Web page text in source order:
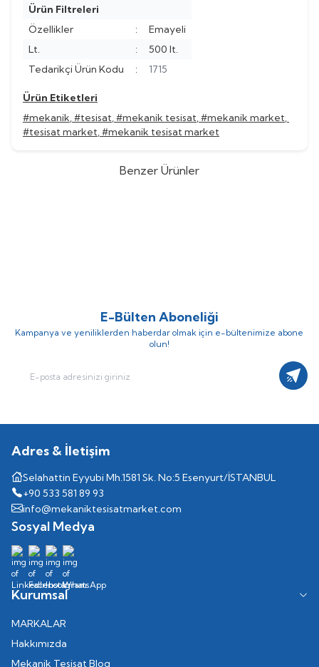
Ürün Filtreleri
Özellikler
:
Emayeli
Lt.
:
500 lt.
Tedarikçi Ürün Kodu
: 1715
Ürün Etiketleri
#mekanik,#tesisat,#mekanik tesisat,#mekanik market,
#tesisat market,#mekanik tesisat market
Benzer Ürünler
E-Bülten Aboneliği
Kampanya ve yeniliklerden haberdar olmak için e-bültenimize abone
olun!
Adres & İletişim
Selahattin Eyyubi Mh.1581 Sk. No:5 Esenyurt/İSTANBUL
+90 533 581 89 93
info@mekaniktesisatmarket.com
Sosyal Medya
Kurumsal
MARKALAR
Hakkımızda
Mekanik Tesisat Blog